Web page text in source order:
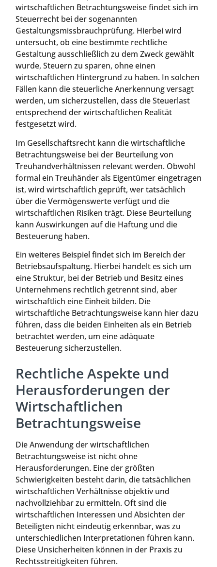
wirtschaftlichen Betrachtungsweise findet sich im
Steuerrecht bei der sogenannten
Gestaltungsmissbrauchprüfung. Hierbei wird
untersucht, ob eine bestimmte rechtliche
Gestaltung ausschließlich zu dem Zweck gewählt
wurde, Steuern zu sparen, ohne einen
wirtschaftlichen Hintergrund zu haben. In solchen
Fällen kann die steuerliche Anerkennung versagt
werden, um sicherzustellen, dass die Steuerlast
entsprechend der wirtschaftlichen Realität
festgesetzt wird.
Im Gesellschaftsrecht kann die wirtschaftliche
Betrachtungsweise bei der Beurteilung von
Treuhandverhältnissen relevant werden. Obwohl
formal ein Treuhänder als Eigentümer eingetragen
ist, wird wirtschaftlich geprüft, wer tatsächlich
über die Vermögenswerte verfügt und die
wirtschaftlichen Risiken trägt. Diese Beurteilung
kann Auswirkungen auf die Haftung und die
Besteuerung haben.
Ein weiteres Beispiel findet sich im Bereich der
Betriebsaufspaltung. Hierbei handelt es sich um
eine Struktur, bei der Betrieb und Besitz eines
Unternehmens rechtlich getrennt sind, aber
wirtschaftlich eine Einheit bilden. Die
wirtschaftliche Betrachtungsweise kann hier dazu
führen, dass die beiden Einheiten als ein Betrieb
betrachtet werden, um eine adäquate
Besteuerung sicherzustellen.
Rechtliche Aspekte und
Herausforderungen der
Wirtschaftlichen
Betrachtungsweise
Die Anwendung der wirtschaftlichen
Betrachtungsweise ist nicht ohne
Herausforderungen. Eine der größten
Schwierigkeiten besteht darin, die tatsächlichen
wirtschaftlichen Verhältnisse objektiv und
nachvollziehbar zu ermitteln. Oft sind die
wirtschaftlichen Interessen und Absichten der
Beteiligten nicht eindeutig erkennbar, was zu
unterschiedlichen Interpretationen führen kann.
Diese Unsicherheiten können in der Praxis zu
Rechtsstreitigkeiten führen.